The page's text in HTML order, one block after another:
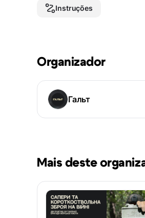
Instruções
Organizador
Гальт
Mais deste